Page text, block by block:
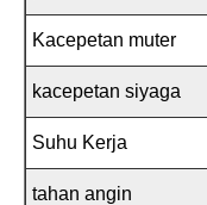
Kacepetan muter
kacepetan siyaga
Suhu Kerja
tahan angin